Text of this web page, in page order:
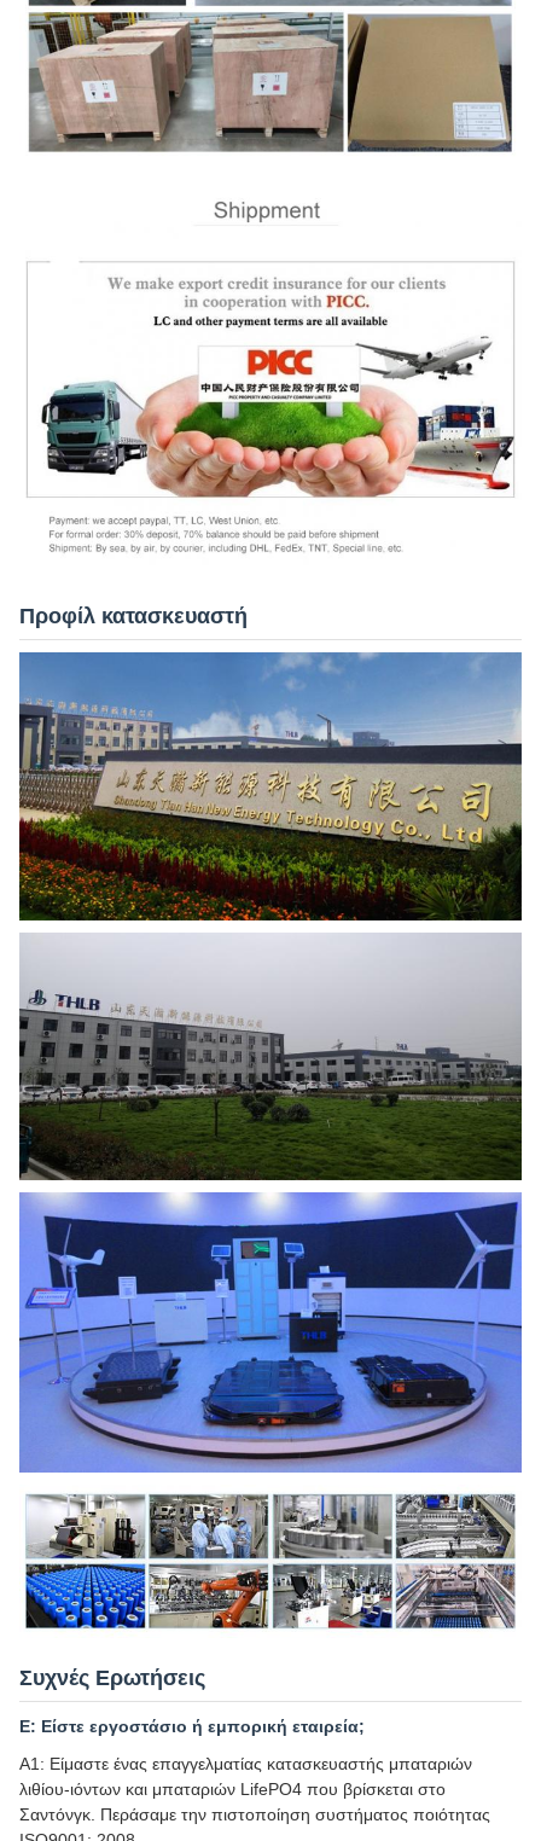
Προφίλ κατασκευαστή
Συχνές Ερωτήσεις
Ε: Είστε εργοστάσιο ή εμπορική εταιρεία;
Α1: Είμαστε ένας επαγγελματίας κατασκευαστής μπαταριών
λιθίου-ιόντων και μπαταριών LifePO4 που βρίσκεται στο
Σαντόνγκ. Περάσαμε την πιστοποίηση συστήματος ποιότητας